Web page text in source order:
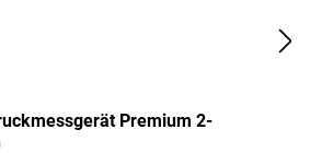
Premium 2-